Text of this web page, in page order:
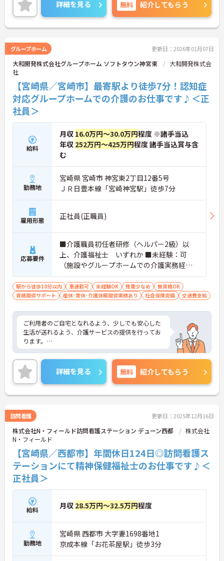
詳細を見る 無料 紹介してもらう
グループホーム 更新日：2026年01月07日
大和開発株式会社グループホーム ソフトタウン神宮東
大和開発株式会
社
【宮崎県／宮崎市】最寄駅より徒歩7分！認知症
対応グループホームでの介護のお仕事です♪＜正
社員＞
給料
月収 16.0万円～30.0万円程度 ※諸手当込
年収 252万円～425万円程度 諸手当込賞与含
む
勤務地
宮崎県 宮崎市 神宮東2丁目12番5号
ＪＲ日豊本線「宮崎神宮駅」徒歩7分
雇用形態 正社員(正職員)
応募要件
■介護職員初任者研修（ヘルパー2級）以
上、介護福祉士 いずれか ■未経験：可
（施設やグループホームでの介護実務経
験：あれば尚可）
駅から徒歩10分以内 車通勤可 未経験OK 残業少なめ
無資格OK
資格取得サポート
産休･育休･介護休暇取得実績あり 社会保険完備 交通費支給
ご利用者のご自宅となれるよう、少しでも安心した
生活が送れるよう、介護サービスの提供を行ってお
ります。
未経験の方でも丁寧な指導があるため、安心して就
業ができます。また、昇給・賞与制度が充実してい
るので、頑張りがきちんと評価される職場です。
ご興味のある方には、面接対策ポイントなど、さら
さい！
詳細を見る 無料 紹介してもらう
訪問看護 更新日：2025年12月16日
株式会社N・フィールド訪問看護ステーション デューン西都
株式会社
N・フィールド
【宮崎県／西都市】年間休日124日◎訪問看護ス
テーションにて精神保健福祉士のお仕事です♪＜
正社員＞
給料 月収 28.5万円～32.5万円程度
勤務地
宮崎県 西都市 大字妻1698番地1
京成本線「お花茶屋駅」徒歩3分